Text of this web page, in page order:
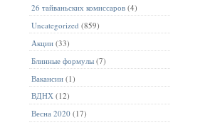
26 тайваньских комиссаров (4)
Uncategorized (859)
Акции (33)
Блинные формулы (7)
Вакансии (1)
ВДНХ (12)
Весна 2020 (17)